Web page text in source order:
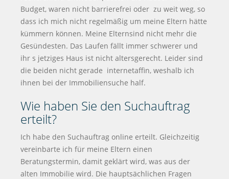
Budget, waren nicht barrierefrei oder zu weit weg, so
dass ich mich nicht regelmäßig um meine Eltern hätte
kümmern können. Meine Elternsind nicht mehr die
Gesündesten. Das Laufen fällt immer schwerer und
ihr s jetziges Haus ist nicht altersgerecht. Leider sind
die beiden nicht gerade internetaffin, weshalb ich
ihnen bei der Immobiliensuche half.
Wie haben Sie den Suchauftrag
erteilt?
Ich habe den Suchauftrag online erteilt. Gleichzeitig
vereinbarte ich für meine Eltern einen
Beratungstermin, damit geklärt wird, was aus der
alten Immobilie wird. Die hauptsächlichen Fragen